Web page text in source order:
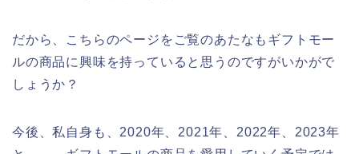
だから、こちらのページをご覧のあたなもギフトモー
ルの商品に興味を持っていると思うのですがいかがで
しょうか？
今後、私自身も、2020年、2021年、2022年、2023年